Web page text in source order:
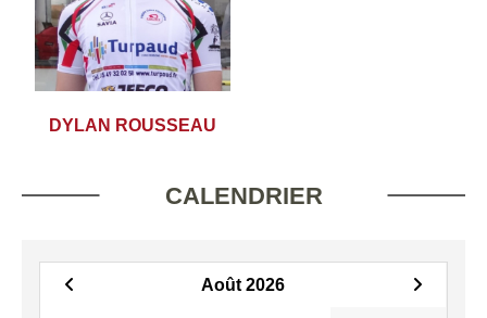
DYLAN ROUSSEAU
CALENDRIER
Août 2026